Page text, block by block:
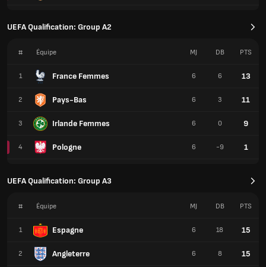
UEFA Qualification: Group A2
# Équipe
1 France Femmes
2 Pays-Bas
3 Irlande Femmes
4 Pologne
MJ DB PTS
6 6 13
6 3 11
6 0 9
6 -9 1
UEFA Qualification: Group A3
# Équipe
1 Espagne
2 Angleterre
MJ DB PTS
6 18 15
6 8 15